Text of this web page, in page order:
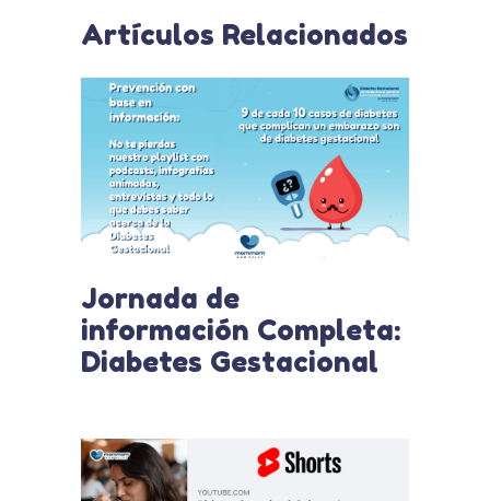
Artículos Relacionados
Jornada de
información Completa:
Diabetes Gestacional